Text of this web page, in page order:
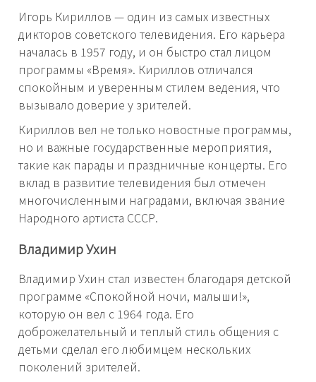
Игорь Кириллов — один из самых известных
дикторов советского телевидения. Его карьера
началась в 1957 году, и он быстро стал лицом
программы «Время». Кириллов отличался
спокойным и уверенным стилем ведения, что
вызывало доверие у зрителей.
Кириллов вел не только новостные программы,
но и важные государственные мероприятия,
такие как парады и праздничные концерты. Его
вклад в развитие телевидения был отмечен
многочисленными наградами, включая звание
Народного артиста СССР.
Владимир Ухин
Владимир Ухин стал известен благодаря детской
программе «Спокойной ночи, малыши!»,
которую он вел с 1964 года. Его
доброжелательный и теплый стиль общения с
детьми сделал его любимцем нескольких
поколений зрителей.